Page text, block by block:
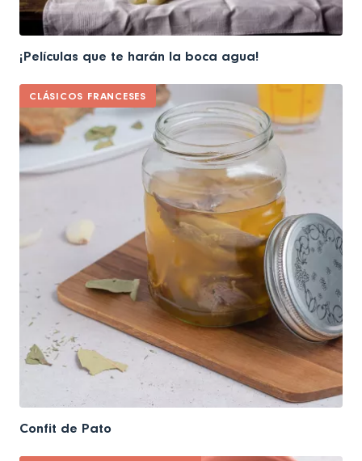
¡Películas que te harán la boca agua!
CLÁSICOS FRANCESES
Confit de Pato